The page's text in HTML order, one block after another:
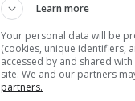
Learn more
Your personal data will be
(cookies, unique identifiers,
accessed by and shared
site. We and our partners
partners.